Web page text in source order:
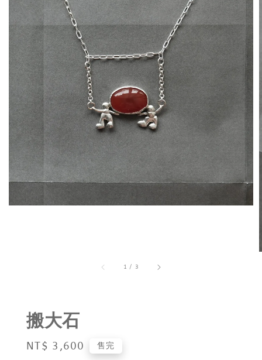
1 / 3
搬大石
Regular
NT$ 3,600 售完